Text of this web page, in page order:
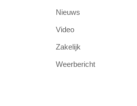
Nieuws
Video
Zakelijk
Weerbericht